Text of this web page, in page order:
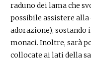
raduno dei lama che
possibile assistere
adorazione),
monaci. Inoltre, sarà
collocate ai lati della